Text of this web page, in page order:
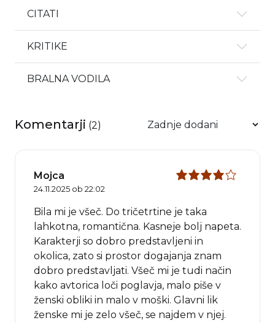
CITATI
KRITIKE
BRALNA VODILA
Komentarji (2)
Mojca
24.11.2025 ob 22:02
Bila mi je všeč. Do tričetrtine je taka
lahkotna, romantična. Kasneje bolj napeta.
Karakterji so dobro predstavljeni in
okolica, zato si prostor dogajanja znam
dobro predstavljati. Všeč mi je tudi način
kako avtorica loči poglavja, malo piše v
ženski obliki in malo v moški. Glavni lik
ženske mi je zelo všeč, se najdem v njej.